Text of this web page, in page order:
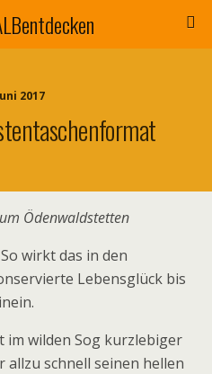
2017
Ödenwaldstetten
wirkt das in den
Lebensglück bis
im wilden Sog kurzlebiger
schnell seinen hellen